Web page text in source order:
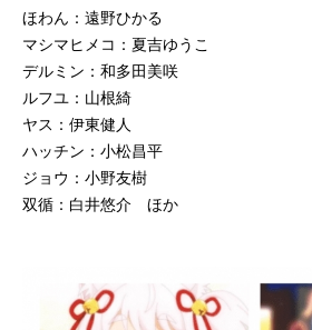
ほわん：遠野ひかる
マシマヒメコ：夏吉ゆうこ
デルミン：和多田美咲
ルフユ：山根綺
ヤス：伊東健人
ハッチン：小松昌平
ジョウ：小野友樹
双循：白井悠介 ほか